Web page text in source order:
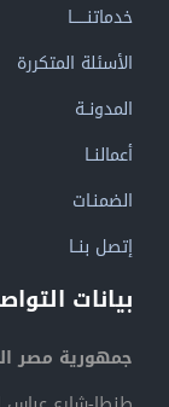
خدماتنــــــا
الأسئلة المتكررة
المدونــة
أعمالنــا
الضمنـات
إتصل بنــا
بيانات
جمهورية مصر